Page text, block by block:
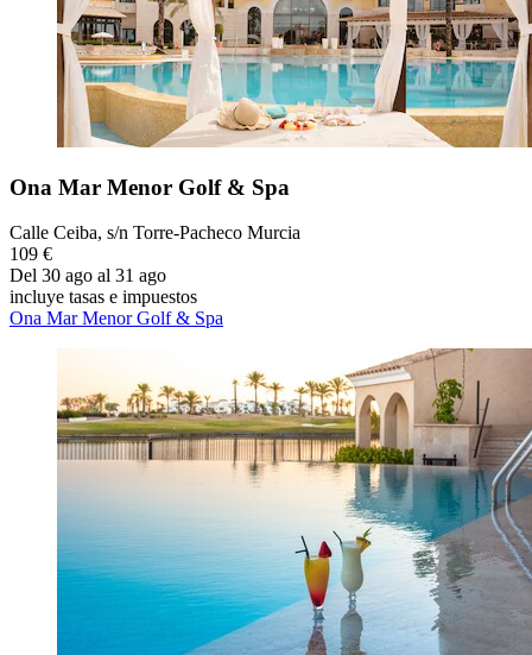
Ona Mar Menor Golf & Spa
Calle Ceiba, s/n Torre-Pacheco Murcia
109 €
Del 30 ago al 31 ago
incluye tasas e impuestos
Ona Mar Menor Golf & Spa